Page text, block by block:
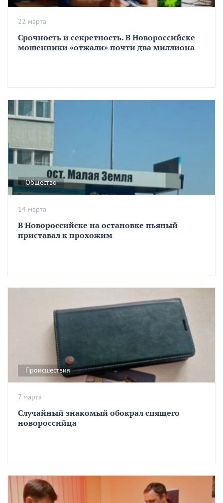
Срочность и секретность. В Новороссийске
мошенники «отжали» почти два миллиона
22 марта
Общество
В Новороссийске на остановке пьяный
приставал к прохожим
14 марта
Происшествия
Случайный знакомый обокрал спящего
новороссийца
7 марта